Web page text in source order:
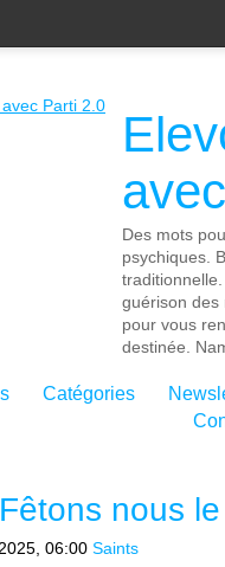
Des mots
psychiques.
guérison des
pour vous
destinée.
Catégories
nous
06:00 Saints